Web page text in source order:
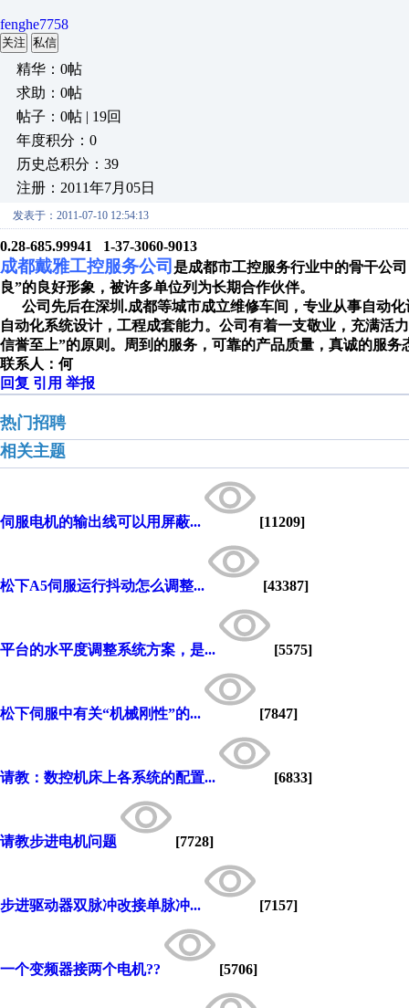
fenghe7758
关注 私信
精华：0帖
求助：0帖
帖子：0帖 | 19回
年度积分：0
历史总积分：39
注册：2011年7月05日
发表于：2011-07-10 12:54:13
0.28-685.99941 1-37-3060-9013
成都戴雅工控服务公司 是成都市工控服务行业中的骨干公
良”的良好形象，被许多单位列为长期合作伙伴。
公司先后在深圳 .成都等城市成立维修车间，专业从事自动
自动化系统设计，工程成套能力。公司有着一支敬业，充满活
信誉至上”的原则。周到的服务，可靠的产品质量，真诚的服务
联系人：何
回复 引用 举报
热门招聘
相关主题
伺服电机的输出线可以用屏蔽... [11209]
松下A5伺服运行抖动怎么调整... [43387]
平台的水平度调整系统方案，是... [5575]
松下伺服中有关“机械刚性”的... [7847]
请教：数控机床上各系统的配置... [6833]
请教步进电机问题 [7728]
步进驱动器双脉冲改接单脉冲... [7157]
一个变频器接两个电机?? [5706]